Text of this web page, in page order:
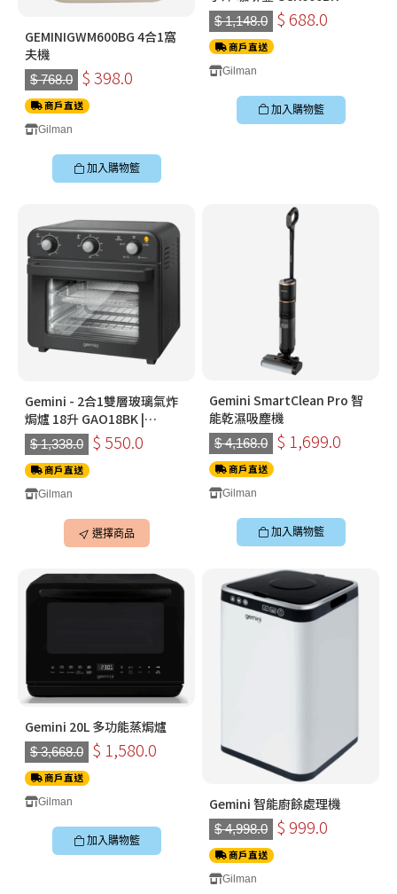
GEMINIGWM600BG 4合1窩
夫機
$ 768.0 $ 398.0
商戶直送
Gilman
加入購物籃
$ 1,148.0 $ 688.0
商戶直送
Gilman
加入購物籃
Gemini - 2合1雙層玻璃氣炸
焗爐 18升 GAO18BK |
GAO18BG (黑色|燕麥色)
$ 1,338.0 $ 550.0
商戶直送
Gilman
選擇商品
Gemini SmartClean Pro 智
能乾濕吸塵機
$ 4,168.0 $ 1,699.0
商戶直送
Gilman
加入購物籃
Gemini 20L 多功能蒸焗爐
$ 3,668.0 $ 1,580.0
商戶直送
Gilman
加入購物籃
Gemini 智能廚餘處理機
$ 4,998.0 $ 999.0
商戶直送
Gilman